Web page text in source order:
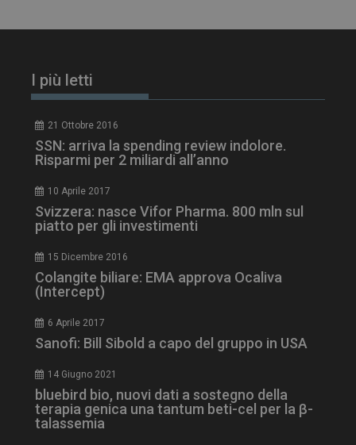
I più letti
21 Ottobre 2016
SSN: arriva la spending review indolore.
Risparmi per 2 miliardi all’anno
10 Aprile 2017
Svizzera: nasce Vifor Pharma. 800 mln sul
piatto per gli investimenti
15 Dicembre 2016
Colangite biliare: EMA approva Ocaliva
(Intercept)
6 Aprile 2017
Sanofi: Bill Sibold a capo del gruppo in USA
14 Giugno 2021
bluebird bio, nuovi dati a sostegno della
terapia genica una tantum beti-cel per la β-
talassemia
PHPSESSID
ironfish-session-id